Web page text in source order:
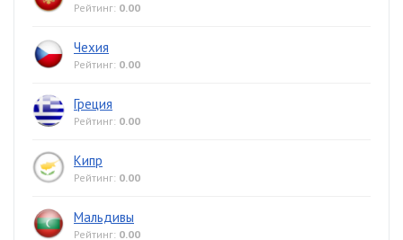
Рейтинг: 0.00
Чехия
Рейтинг: 0.00
Греция
Рейтинг: 0.00
Кипр
Рейтинг: 0.00
Мальдивы
Рейтинг: 0.00